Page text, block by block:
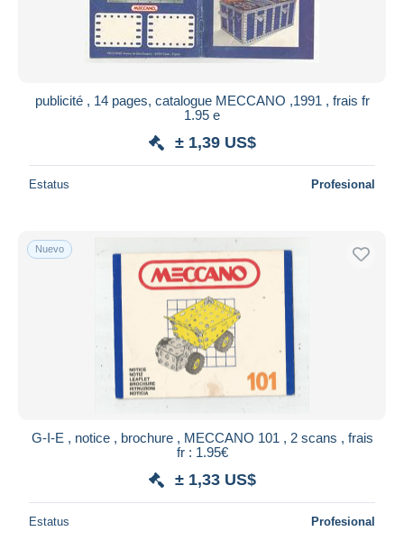
publicité , 14 pages, catalogue MECCANO ,1991 , frais fr
1.95 e
± 1,39 US$
Estatus Profesional
Nuevo
G-I-E , notice , brochure , MECCANO 101 , 2 scans , frais
fr : 1.95€
± 1,33 US$
Estatus Profesional